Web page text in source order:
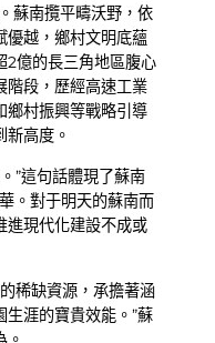
蘇南攬平疇沃野，依
優越，鄉村文明底蘊
2億的長三角地區腹心
階段，歷經高速工業
鄉村振興等戰略引導
高度。
”這句話體現了蘇南
。對于明天的蘇南而
進現代化建設不成或
稀缺資源，承擔著涵
涯的寶貴效能。”蘇